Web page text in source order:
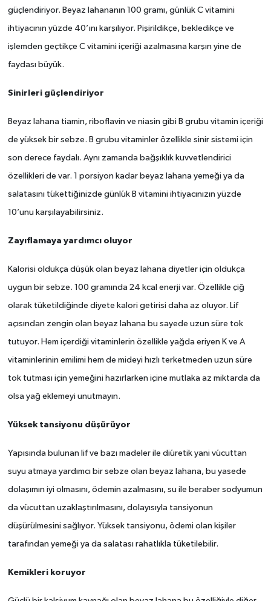
güçlendiriyor. Beyaz lahananın 100 gramı, günlük C vitamini
ihtiyacının yüzde 40’ını karşılıyor. Pişirildikçe, bekledikçe ve
işlemden geçtikçe C vitamini içeriği azalmasına karşın yine de
faydası büyük.
Sinirleri güçlendiriyor
Beyaz lahana tiamin, riboflavin ve niasin gibi B grubu vitamin içeriği
de yüksek bir sebze. B grubu vitaminler özellikle sinir sistemi için
son derece faydalı. Aynı zamanda bağşıklık kuvvetlendirici
özellikleri de var. 1 porsiyon kadar beyaz lahana yemeği ya da
salatasını tükettiğinizde günlük B vitamini ihtiyacınızın yüzde
10’unu karşılayabilirsiniz.
Zayıflamaya yardımcı oluyor
Kalorisi oldukça düşük olan beyaz lahana diyetler için oldukça
uygun bir sebze. 100 gramında 24 kcal enerji var. Özellikle çiğ
olarak tüketildiğinde diyete kalori getirisi daha az oluyor. Lif
açısından zengin olan beyaz lahana bu sayede uzun süre tok
tutuyor. Hem içerdiği vitaminlerin özellikle yağda eriyen K ve A
vitaminlerinin emilimi hem de mideyi hızlı terketmeden uzun süre
tok tutması için yemeğini hazırlarken içine mutlaka az miktarda da
olsa yağ eklemeyi unutmayın.
Yüksek tansiyonu düşürüyor
Yapısında bulunan lif ve bazı madeler ile diüretik yani vücuttan
suyu atmaya yardımcı bir sebze olan beyaz lahana, bu yasede
dolaşımın iyi olmasını, ödemin azalmasını, su ile beraber sodyumun
da vücuttan uzaklaştırılmasını, dolayısıyla tansiyonun
düşürülmesini sağlıyor. Yüksek tansiyonu, ödemi olan kişiler
tarafından yemeği ya da salatası rahatlıkla tüketilebilir.
Kemikleri koruyor